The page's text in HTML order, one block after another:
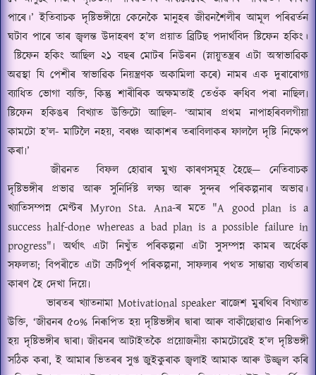
পাৰে।’ইতিবাচক দৃষ্টিভঙ্গীয়ে কেনেকৈ মানুহৰ জীৱনশৈলীৰ আমূল পৰিৱৰ্তন
ঘটাব পাৰে তাৰ জ্বলন্ত উদাহৰণ হ’ল প্রয়াত ব্রিটিছ পদার্থবিদ ষ্টিফেন হকিং।
ষ্টিফেন হকিং আছিল ২১ বছৰ মোটৰ নিউৰন (স্নায়ুতন্ত্রৰ এটা অস্বাভাৱিক
অৱস্থা যি পেশীৰ স্বাভাৱিক নিয়ন্ত্রণক অকামিলা কৰে) নামৰ এক দুৰাৰোগ্য
ব্যাধিত ভোগা ব্যক্তি, কিন্তু শাৰীৰিক অক্ষমতাই তেওঁক ৰুধিব পৰা নাছিল৷
ষ্টিফেন হকিঙৰ বিখ্যাত উক্তিটো আছিল-‘আমাৰ প্ৰথম নাপাহৰিবলগীয়া
কামটো হ’ল- মাটিলৈ নহয়,বৰঞ্চ আকাশৰ তৰাবিলাকৰ ফাললৈ দৃষ্টি নিক্ষেপ
কৰা৷’
জীৱনত
বিফল হোৱাৰ মুখ্য কাৰণসমূহ হৈছে— নেতিবাচক
দৃষ্টিভঙ্গীৰ প্ৰভাৱ আৰু সুনির্দিষ্ট লক্ষ্য আৰু সুন্দৰ পৰিকল্পনাৰ অভাৱ।
খ্যাতিসম্পন্ন মেণ্টৰ Myron Sta. Ana-ৰ মতে"A good plan is a
success half-done whereas a bad plan is a possible failure in
progress"৷ অর্থাৎ এটা নিখুঁত পৰিকল্পনা এটা সুসম্পন্ন কামৰ অর্ধেক
সফলতা;বিপৰীতে এটা ক্ৰটিপূৰ্ণ পৰিকল্পনা,সাফল্যৰ পথত সাম্ভাৱ্য ব্যৰ্থতাৰ
কাৰণ হৈ দেখা দিয়ে৷
ভাৰতৰ খ্যাতনামা Motivational speakerৰাজেশ মুৰথিৰ বিখ্যাত
উক্তি, ‘জীৱনৰ ৫০% নিৰূপিত হয় দৃষ্টিভঙ্গীৰ দ্বাৰা আৰু বাকীছোৱাও নিৰূপিত
হয় দৃষ্টিভঙ্গীৰ দ্বাৰা৷ জীৱনৰ আটাইতকৈ প্ৰয়োজনীয় কামটোৱেই হ’ল দৃষ্টিভঙ্গী
সঠিক কৰা,ই আমাৰ ভিতৰৰ সুপ্ত জুইকুৰাক জ্বলাই আমাক আৰু উজ্জ্বল কৰি